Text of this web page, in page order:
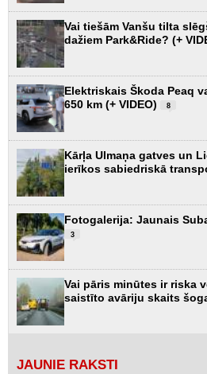
Vai tiešām Vanšu tilta
dažiem Park&Ride? (+
Elektriskais Škoda Peaq
650 km (+ VIDEO)
8
Kārļa Ulmaņa gatves un
ierīkos sabiedriskā
Fotogalerija: Jaunais
3
Vai pāris minūtes ir riska
saistīto avāriju skaits
JAUNIE RAKSTI